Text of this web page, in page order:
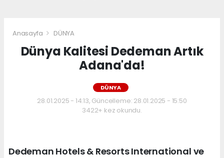
Anasayfa DÜNYA
Dünya Kalitesi Dedeman Artık
Adana'da!
DÜNYA
28.01.2025 - 14:13, Güncelleme: 28.01.2025 - 15:50
3422+ kez okundu.
Dedeman Hotels & Resorts International ve